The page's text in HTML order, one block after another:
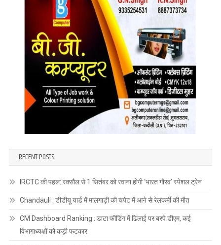
RECENT POSTS
IRCTC की पहल: रक्सौल से 1 सितंबर को रवाना होगी ‘भारत गौरव’ स्पेशल ट्रेन
Chandauli : डीडीयू यार्ड में मालगाड़ी की चपेट में आने से रेलकर्मी की मौत
CM Dashboard Ranking : डाटा फीडिंग में ढिलाई पर बरपे डीएम, कई
विभागाध्यक्षों को कड़ी फटकार